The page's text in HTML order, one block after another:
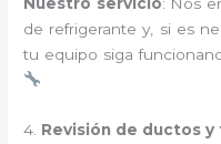
de refrigerante y, si es
tu equipo siga
4. Revisión de ductos y